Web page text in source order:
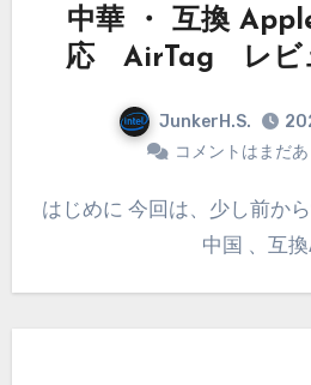
中華 ・ 互換
応 AirTag レビ
JunkerH.S.
コメントはまだ
はじめに 今回は、少し前から愛用している中華、
中国 、互